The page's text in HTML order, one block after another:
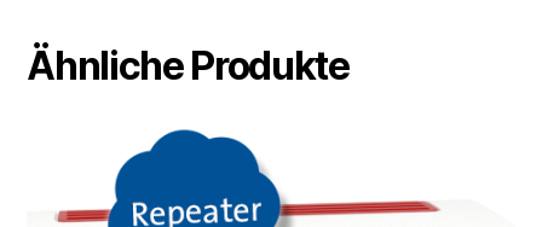
Ähnliche Produkte